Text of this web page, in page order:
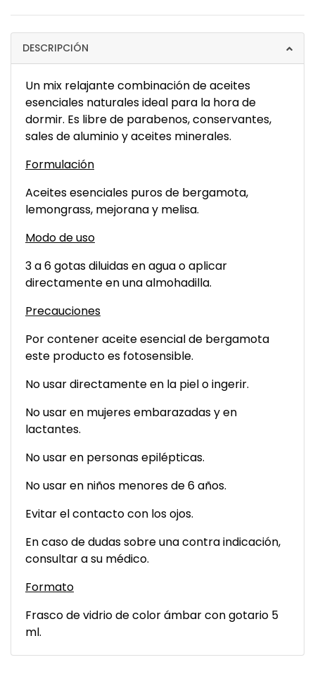
DESCRIPCIÓN
Un mix relajante combinación de aceites
esenciales naturales ideal para la hora de
dormir. Es libre de parabenos, conservantes,
sales de aluminio y aceites minerales.
Formulación
Aceites esenciales puros de bergamota,
lemongrass, mejorana y melisa.
Modo de uso
3 a 6 gotas diluidas en agua o aplicar
directamente en una almohadilla.
Precauciones
Por contener aceite esencial de bergamota
este producto es fotosensible.
No usar directamente en la piel o ingerir.
No usar en mujeres embarazadas y en
lactantes.
No usar en personas epilépticas.
No usar en niños menores de 6 años.
Evitar el contacto con los ojos.
En caso de dudas sobre una contra indicación,
consultar a su médico.
Formato
Frasco de vidrio de color ámbar con gotario 5
ml.